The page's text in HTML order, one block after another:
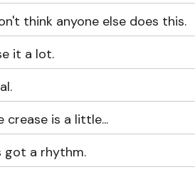
think anyone else does this.
it a lot.
crease is a little...
got a rhythm.